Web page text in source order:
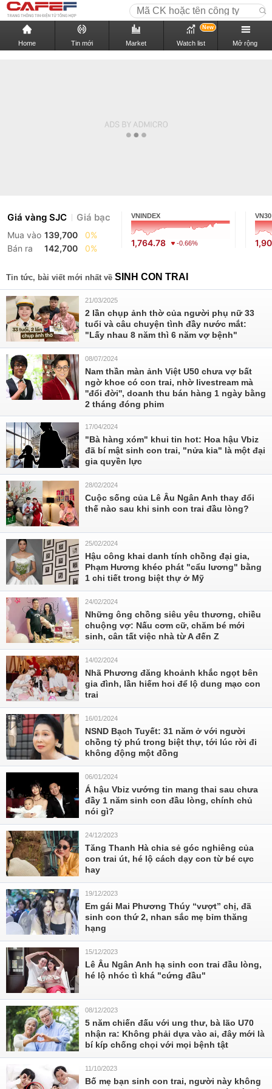
Home Tin mới Market Watch list
New
Mở rộng
Giá vàng SJC Giá bạc
Mua vào 139,700
0%
Bán ra
142,700 0%
VNINDEX
1,764.78 -0.66%
VN30
Tin tức, bài viết mới nhất về SINH CON TRAI
21/03/2025
2 lần chụp ảnh thờ của người phụ nữ 33
tuổi và câu chuyện tình đầy nước mắt:
"Lấy nhau 8 năm thì 6 năm vợ bệnh"
08/07/2024
Nam thần màn ảnh Việt U50 chưa vợ bất
ngờ khoe có con trai, nhờ livestream mà
''đổi đời'', doanh thu bán hàng 1 ngày bằng
2 tháng đóng phim
17/04/2024
"Bà hàng xóm" khui tin hot: Hoa hậu Vbiz
đã bí mật sinh con trai, "nửa kia" là một đại
gia quyền lực
28/02/2024
Cuộc sống của Lê Âu Ngân Anh thay đổi
thế nào sau khi sinh con trai đầu lòng?
25/02/2024
Hậu công khai danh tính chồng đại gia,
Phạm Hương khéo phát "cẩu lương" bằng
1 chi tiết trong biệt thự ở Mỹ
24/02/2024
Những ông chồng siêu yêu thương, chiều
chuộng vợ: Nấu cơm cữ, chăm bé mới
sinh, cân tất việc nhà từ A đến Z
14/02/2024
Nhã Phương đăng khoảnh khắc ngọt bên
gia đình, lần hiếm hoi để lộ dung mạo con
trai
16/01/2024
NSND Bạch Tuyết: 31 năm ở với người
chồng tỷ phú trong biệt thự, tới lúc rời đi
không động một đồng
06/01/2024
Á hậu Vbiz vướng tin mang thai sau chưa
đầy 1 năm sinh con đầu lòng, chính chủ
nói gì?
24/12/2023
Tăng Thanh Hà chia sẻ góc nghiêng của
con trai út, hé lộ cách dạy con từ bé cực
hay
19/12/2023
Em gái Mai Phương Thúy “vượt” chị, đã
sinh con thứ 2, nhan sắc mẹ bỉm thăng
hạng
15/12/2023
Lê Âu Ngân Anh hạ sinh con trai đầu lòng,
hé lộ nhóc tì khá "cứng đầu"
08/12/2023
5 năm chiến đấu với ung thư, bà lão U70
nhận ra: Không phải dựa vào ai, đây mới là
bí kíp chống chọi với mọi bệnh tật
11/10/2023
Bố mẹ bạn sinh con trai, người này không